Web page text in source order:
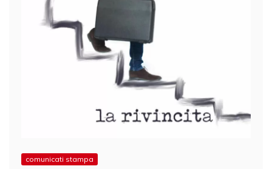
comunicati stampa